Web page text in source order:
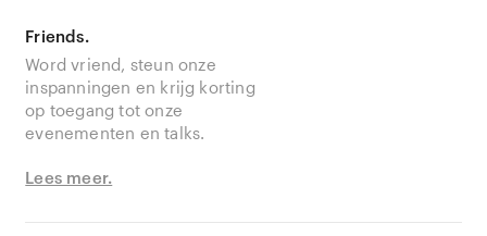
Friends.
Word vriend, steun onze
inspanningen en krijg korting
op toegang tot onze
evenementen en talks.
Lees meer.